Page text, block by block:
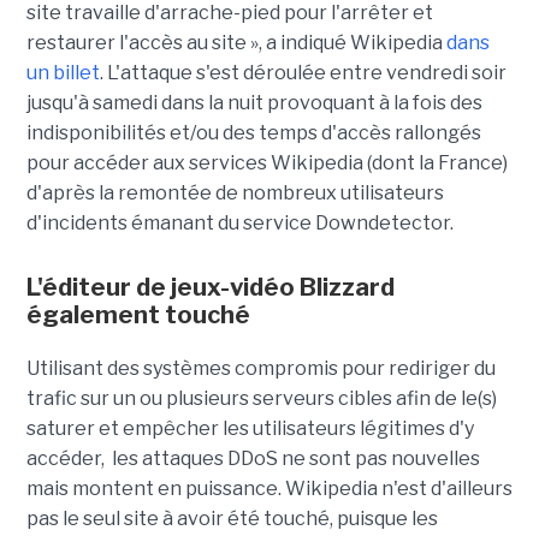
site travaille d'arrache-pied pour l'arrêter et
restaurer l'accès au site », a indiqué Wikipedia dans
un billet. L'attaque s'est déroulée entre vendredi soir
jusqu'à samedi dans la nuit provoquant à la fois des
indisponibilités et/ou des temps d'accès rallongés
pour accéder aux services Wikipedia (dont la France)
d'après la remontée de nombreux utilisateurs
d'incidents émanant du service Downdetector.
L'éditeur de jeux-vidéo Blizzard
également touché
Utilisant des systèmes compromis pour rediriger du
trafic sur un ou plusieurs serveurs cibles afin de le(s)
saturer et empêcher les utilisateurs légitimes d'y
accéder, les attaques DDoS ne sont pas nouvelles
mais montent en puissance. Wikipedia n'est d'ailleurs
pas le seul site à avoir été touché, puisque les